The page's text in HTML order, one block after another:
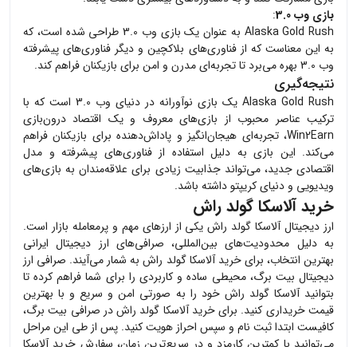
بازی وب 3.0
:
Alaska Gold Rush به عنوان یک بازی وب 3.0 طراحی شده است، که
به این معناست که از فناوری‌های بلاکچین و دیگر فناوری‌های پیشرفته
وب 3.0 بهره می‌برد تا تجربه‌ای مدرن و امن برای بازیکنان فراهم کند.
نتیجه‌گیری
Alaska Gold Rush یک بازی نوآورانه در دنیای وب 3.0 است که با
ترکیب عناصر محبوب از بازی‌های معروف و یک اقتصاد درون‌بازی
Win2Earn، تجربه‌ای هیجان‌انگیز و پاداش‌دهنده برای بازیکنان فراهم
می‌کند. این بازی به دلیل استفاده از فناوری‌های پیشرفته و مدل
اقتصادی جدید، می‌تواند جذابیت زیادی برای علاقه‌مندان به بازی‌های
ویدیویی و دنیای کریپتو داشته باشد.
خرید آلاسکا گولد راش
ارز دیجیتالآلاسکا گولد راشیکی از ارزهای مهم و پرمعامله بازار است.
به دلیل محدودیت‌های بین‌المللی، صرافی‌های ارز دیجیتال ایرانی
بهترین انتخاب، برای خریدآلاسکا گولد راشبه شمار می‌آیند. صرافی ارز
دیجیتال بیت برگ، محیطی ساده و کاربردی را برای شما فراهم کرده تا
بتوانیدآلاسکا گولد راش خود را به صورتی امن و سریع و با بهترین
قیمت خریداری کنید. برای خریدآلاسکا گولد راشدر صرافی بیت برگ،
کافیست ابتدا ثبت نام و سپس احراز هویت کنید. پس از طی این مراحل